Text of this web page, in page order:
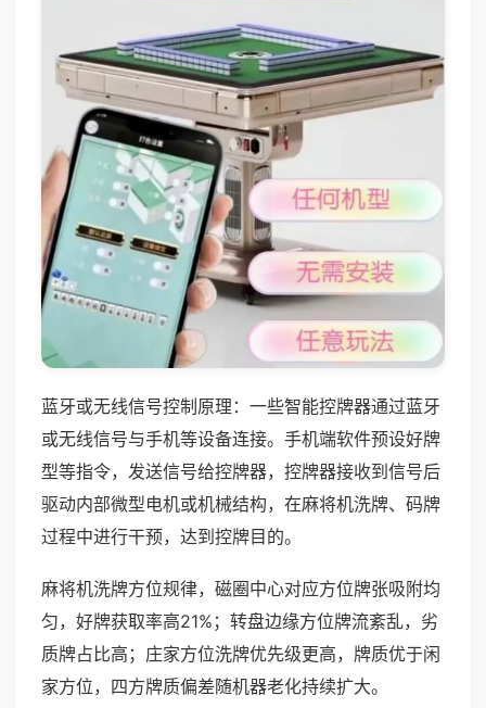
蓝牙或无线信号控制原理：一些智能控牌器通过蓝牙
或无线信号与手机等设备连接。手机端软件预设好牌
型等指令，发送信号给控牌器，控牌器接收到信号后
驱动内部微型电机或机械结构，在麻将机洗牌、码牌
过程中进行干预，达到控牌目的。
麻将机洗牌方位规律，磁圈中心对应方位牌张吸附均
匀，好牌获取率高21%；转盘边缘方位牌流紊乱，劣
质牌占比高；庄家方位洗牌优先级更高，牌质优于闲
家方位，四方牌质偏差随机器老化持续扩大。